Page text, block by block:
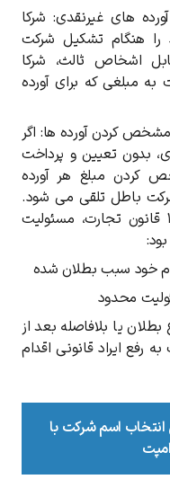
های غیرنقدی: شرکا
را هنگام تشکیل شرکت
اشخاص ثالث، شرکا
مبلغی که برای آورده
کردن آورده‌ ها: اگر
بدون تعیین و پرداخت
کردن مبلغ هر آورده
باطل تلقی می ‌شود.
در این حالت، مطابق ماده ۱۰۱ قانون تجارت، مسئولیت
:
خود سبب بطلان شده
محدود
یا بلافاصله بعد از
رفع ایراد قانونی اقدام
اسم شرکت با